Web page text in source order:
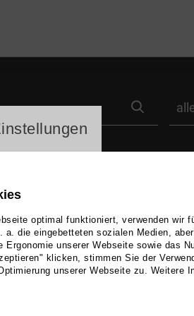
optimal funktioniert, verwenden wir
a. die eingebetteten sozialen Medien,
Ergonomie unserer Webseite sowie das
klicken, stimmen Sie der
unserer Webseite zu. Weitere